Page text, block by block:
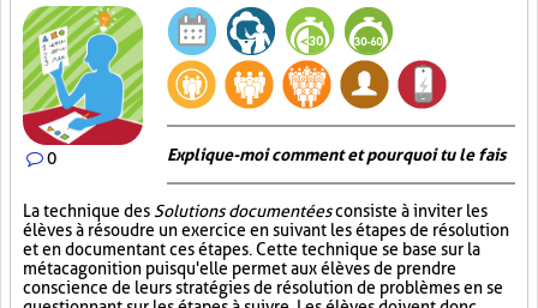
0 Explique-moi comment et pourquoi tu le fais
La technique des Solutions documentéesconsiste à inviter les
élèves à résoudre un exercice en suivant les étapes de résolution
et en documentant ces étapes. Cette technique se base sur la
métacagonition puisqu'elle permet aux élèves de prendre
conscience de leurs stratégies de résolution de problèmes en se